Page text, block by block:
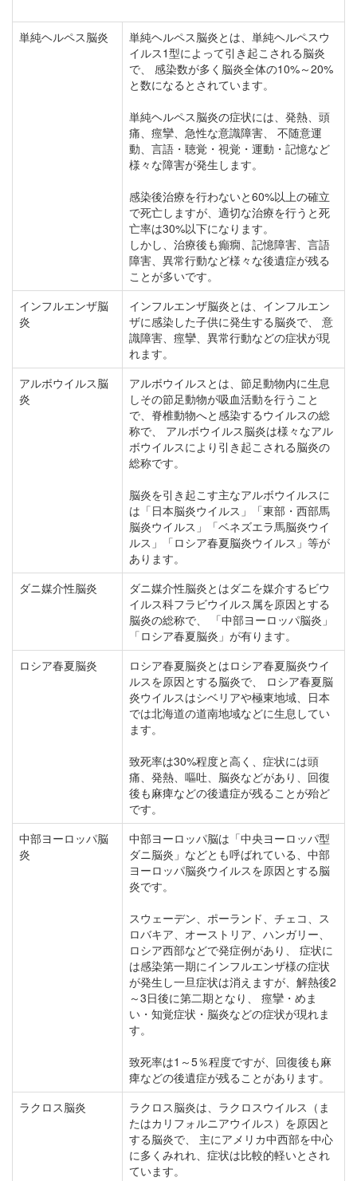
単純ヘルペス脳炎
単純ヘルペス脳炎とは、単純ヘルペスウ
イルス1型によって引き起こされる脳炎
で、 感染数が多く脳炎全体の10%～20%
と数になるとされています。
単純ヘルペス脳炎の症状には、発熱、頭
痛、痙攣、急性な意識障害、 不随意運
動、言語・聴覚・視覚・運動・記憶など
様々な障害が発生します。
感染後治療を行わないと60%以上の確立
で死亡しますが、適切な治療を行うと死
亡率は30%以下になります。
しかし、治療後も癲癇、記憶障害、言語
障害、異常行動など様々な後遺症が残る
ことが多いです。
インフルエンザ脳
炎
インフルエンザ脳炎とは、インフルエン
ザに感染した子供に発生する脳炎で、 意
識障害、痙攣、異常行動などの症状が現
れます。
アルボウイルス脳
炎
アルボウイルスとは、節足動物内に生息
しその節足動物が吸血活動を行うこと
で、脊椎動物へと感染するウイルスの総
称で、 アルボウイルス脳炎は様々なアル
ボウイルスにより引き起こされる脳炎の
総称です。
脳炎を引き起こす主なアルボウイルスに
は「日本脳炎ウイルス」「東部・西部馬
脳炎ウイルス」「ベネズエラ馬脳炎ウイ
ルス」「ロシア春夏脳炎ウイルス」等が
あります。
ダニ媒介性脳炎
ダニ媒介性脳炎とはダニを媒介するビウ
イルス科フラビウイルス属を原因とする
脳炎の総称で、 「中部ヨーロッパ脳炎」
「ロシア春夏脳炎」が有ります。
ロシア春夏脳炎
ロシア春夏脳炎とはロシア春夏脳炎ウイ
ルスを原因とする脳炎で、 ロシア春夏脳
炎ウイルスはシベリアや極東地域、日本
では北海道の道南地域などに生息してい
ます。
致死率は30%程度と高く、症状には頭
痛、発熱、嘔吐、脳炎などがあり、回復
後も麻痺などの後遺症が残ることが殆ど
です。
中部ヨーロッパ脳
炎
中部ヨーロッパ脳は「中央ヨーロッパ型
ダニ脳炎」などとも呼ばれている、中部
ヨーロッパ脳炎ウイルスを原因とする脳
炎です。
スウェーデン、ポーランド、チェコ、ス
ロバキア、オーストリア、ハンガリー、
ロシア西部などで発症例があり、 症状に
は感染第一期にインフルエンザ様の症状
が発生し一旦症状は消えますが、解熱後2
～3日後に第二期となり、 痙攣・めま
い・知覚症状・脳炎などの症状が現れま
す。
致死率は1～5％程度ですが、回復後も麻
痺などの後遺症が残ることがあります。
ラクロス脳炎
ラクロス脳炎は、ラクロスウイルス（ま
たはカリフォルニアウイルス）を原因と
する脳炎で、 主にアメリカ中西部を中心
に多くみれれ、症状は比較的軽いとされ
ています。